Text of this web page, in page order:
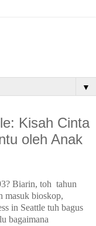
▼
Kisah Cinta
oleh Anak
Biarin, toh tahun
masuk bioskop,
in Seattle tuh bagus
bagaimana